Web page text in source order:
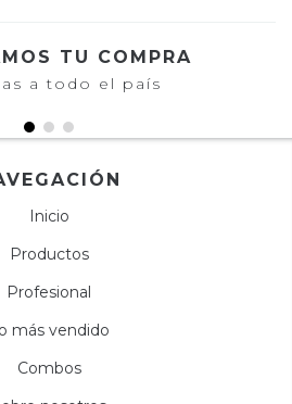
TU COMPRA
a todo el país
Inicio
Productos
Profesional
más vendido
Combos